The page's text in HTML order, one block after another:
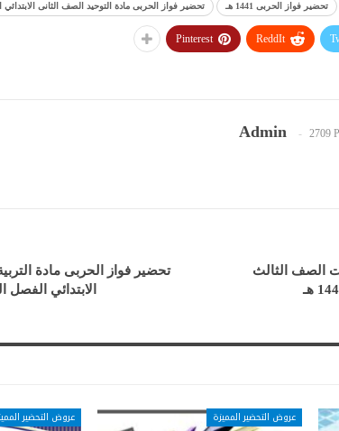
تحضير فواز الحربى 1441 هـ تحضير فواز الحربى مادة التوحيد الصف الثانى الابتدائي
ReddIt
Pinterest
Admin 2709
الصف الثالث
تحضير فواز الحربى مادة
الابتدائي الفصل
عروض التحضير المميزة عروض التحضير